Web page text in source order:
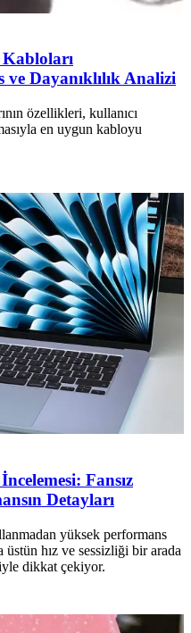
ve Dayanıklılık Analizi
özellikleri, kullanıcı
en uygun kabloyu
Fansız
Detayları
yüksek performans
hız ve sessizliği bir arada
dikkat çekiyor.